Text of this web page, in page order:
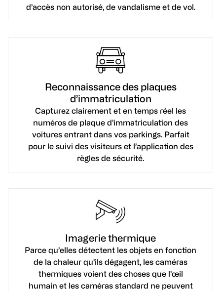
d’accès non autorisé, de vandalisme et de vol.
Reconnaissance des plaques
d’immatriculation
Capturez clairement et en temps réel les
numéros de plaque d’immatriculation des
voitures entrant dans vos parkings. Parfait
pour le suivi des visiteurs et l’application des
règles de sécurité.
Imagerie thermique
Parce qu’elles détectent les objets en fonction
de la chaleur qu’ils dégagent, les caméras
thermiques voient des choses que l’œil
humain et les caméras standard ne peuvent